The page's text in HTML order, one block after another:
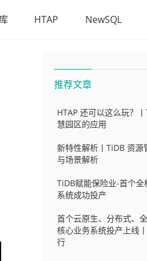
HTAP NewSQL
推荐文章
HTAP 还可以这么玩？
慧园区的应用
新特性解析丨TiDB 资源
与场景解析
TiDB赋能保险业-首个
系统成功投产
首个云原生、分布式、
核心业务系统投产上线
行